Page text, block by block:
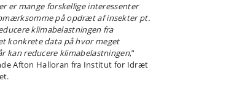
er mange forskellige interessenter
på opdræt af insekter pt.
klimabelastningen fra
konkrete data på hvor meget
kan reducere klimabelastningen,”
Afton Halloran fra Institut for Idræt